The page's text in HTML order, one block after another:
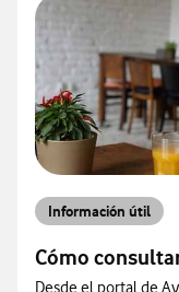
Información útil
Cómo
Desde el portal de